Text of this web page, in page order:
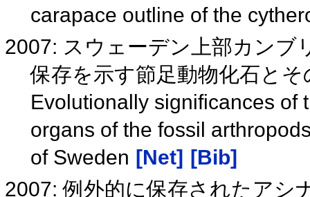
carapace outline of the
2007: スウェーデン上部カンブ
保存を示す節足動物化石と
Evolutionally significances of
organs of the fossil
of Sweden [Net]
[Bib]
2007: 例外的に保存されたアシ